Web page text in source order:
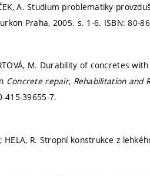
A. Studium problematiky
Praha, 2005. s. 1-6. ISBN: 80-
M. Durability of concretes
Concrete repair, Rehabilitation and
415-39655-7.
HELA, R. Stropní konstrukce z